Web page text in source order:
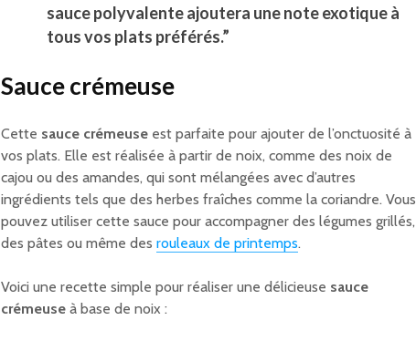
sauce polyvalente ajoutera une note exotique à
tous vos plats préférés.”
Sauce crémeuse
Cette sauce crémeuse est parfaite pour ajouter de l’onctuosité à
vos plats. Elle est réalisée à partir de noix, comme des noix de
cajou ou des amandes, qui sont mélangées avec d’autres
ingrédients tels que des herbes fraîches comme la coriandre. Vous
pouvez utiliser cette sauce pour accompagner des légumes grillés,
des pâtes ou même desrouleaux de printemps.
Voici une recette simple pour réaliser une délicieuse sauce
crémeuse à base de noix :